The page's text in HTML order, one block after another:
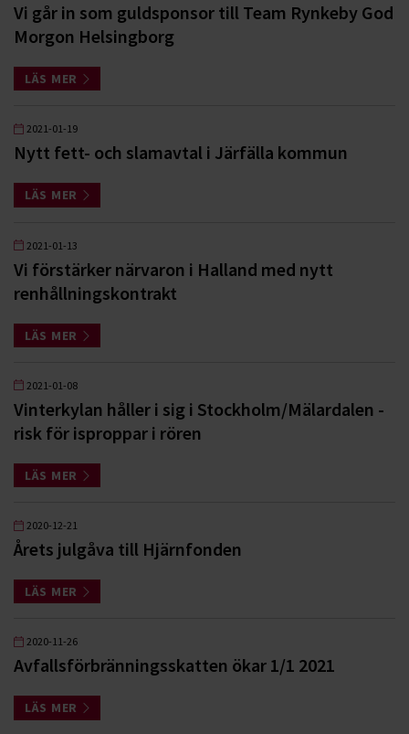
Vi går in som guldsponsor till Team Rynkeby God
Morgon Helsingborg
LÄS MER
2021-01-19
Nytt fett- och slamavtal i Järfälla kommun
LÄS MER
2021-01-13
Vi förstärker närvaron i Halland med nytt
renhållningskontrakt
LÄS MER
2021-01-08
Vinterkylan håller i sig i Stockholm/Mälardalen -
risk för isproppar i rören
LÄS MER
2020-12-21
Årets julgåva till Hjärnfonden
LÄS MER
2020-11-26
Avfallsförbränningsskatten ökar 1/1 2021
LÄS MER